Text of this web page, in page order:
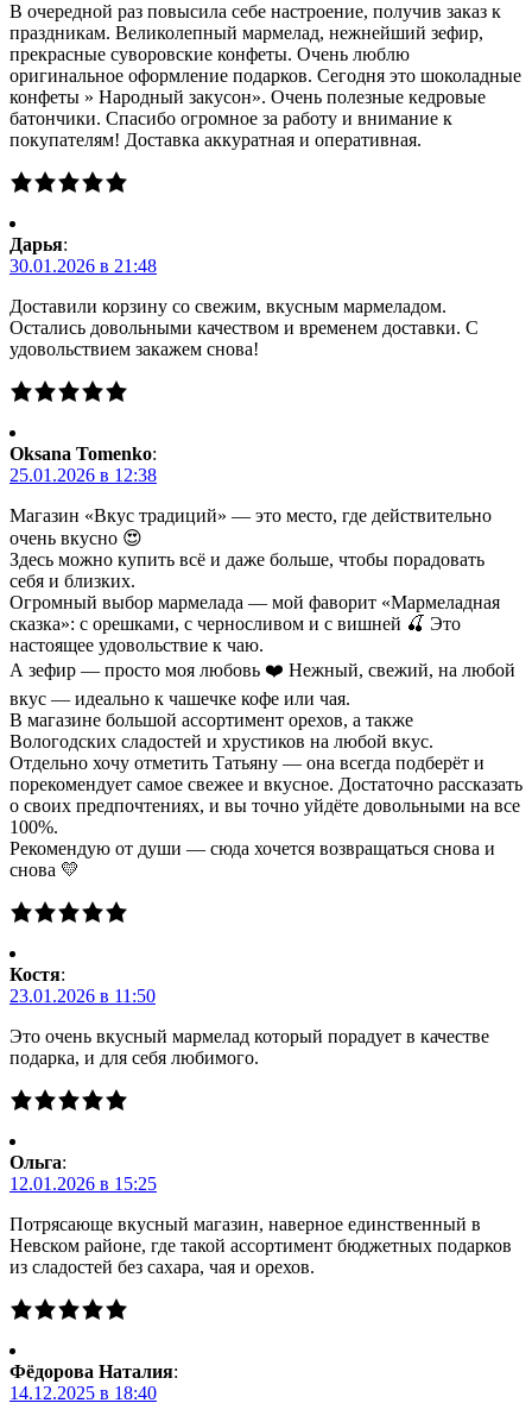
В очередной раз повысила себе настроение, получив заказ к
праздникам. Великолепный мармелад, нежнейший зефир,
прекрасные суворовские конфеты. Очень люблю
оригинальное оформление подарков. Сегодня это шоколадные
конфеты » Народный закусон». Очень полезные кедровые
батончики. Спасибо огромное за работу и внимание к
покупателям! Доставка аккуратная и оперативная.
Дарья:
30.01.2026 в 21:48
Доставили корзину со свежим, вкусным мармеладом.
Остались довольными качеством и временем доставки. С
удовольствием закажем снова!
Oksana Tomenko:
25.01.2026 в 12:38
Магазин «Вкус традиций» — это место, где действительно
очень вкусно 😍
Здесь можно купить всё и даже больше, чтобы порадовать
себя и близких.
Огромный выбор мармелада — мой фаворит «Мармеладная
сказка»: с орешками, с черносливом и с вишней 🍒 Это
настоящее удовольствие к чаю.
А зефир — просто моя любовь ❤️ Нежный, свежий, на любой
вкус — идеально к чашечке кофе или чая.
В магазине большой ассортимент орехов, а также
Вологодских сладостей и хрустиков на любой вкус.
Отдельно хочу отметить Татьяну — она всегда подберёт и
порекомендует самое свежее и вкусное. Достаточно рассказать
о своих предпочтениях, и вы точно уйдёте довольными на все
100%.
Рекомендую от души — сюда хочется возвращаться снова и
снова 💛
Костя:
23.01.2026 в 11:50
Это очень вкусный мармелад который порадует в качестве
подарка, и для себя любимого.
Ольга:
12.01.2026 в 15:25
Потрясающе вкусный магазин, наверное единственный в
Невском районе, где такой ассортимент бюджетных подарков
из сладостей без сахара, чая и орехов.
Фёдорова Наталия:
14.12.2025 в 18:40